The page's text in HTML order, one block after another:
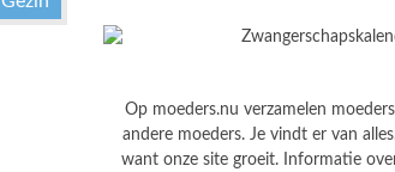
Op moeders.nu verzamelen
andere moeders. Je vindt er van
want onze site groeit. Informatie